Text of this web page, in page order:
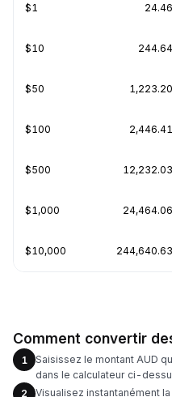
$1
$10
$50
$100
$500
$1,000
$10,000
Comment convertir
1
Saisissez le montant AUD
dans le calculateur ci-
2
Visualisez instantanément